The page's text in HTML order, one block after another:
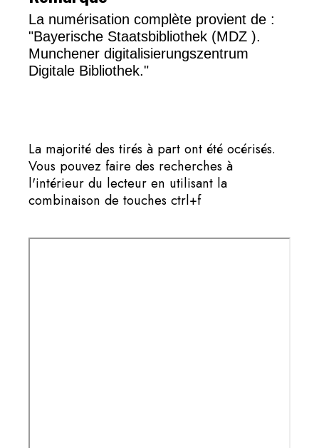
La numérisation complète provient de :
"Bayerische Staatsbibliothek (MDZ ).
Munchener digitalisierungszentrum
Digitale Bibliothek."